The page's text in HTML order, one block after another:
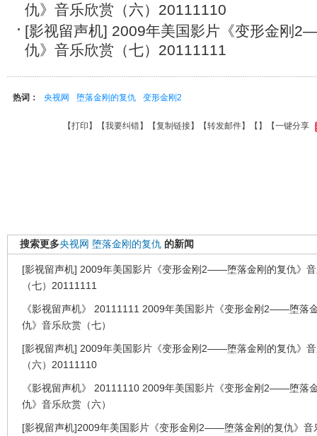
仇》音乐欣赏（六）20111110
[影视留声机] 2009年美国影片《变形金刚
仇》音乐欣赏（七）20111111
热词： 央视网 堕落金刚的复仇 变形金刚2
【打印 】【我要纠错】【复制链接】【转发邮件】【 】 【一键分享
搜索更多央视网 堕落金刚的复仇 的新闻
[影视留声机] 2009年美国影片《变形金刚2——堕落金刚的复仇》
（七）20111111
《影视留声机》 20111111 2009年美国影片《变形金刚2——堕落
仇》音乐欣赏（七）
[影视留声机] 2009年美国影片《变形金刚2——堕落金刚的复仇》
（六）20111110
《影视留声机》 20111110 2009年美国影片《变形金刚2——堕落
仇》音乐欣赏（六）
[影视留声机]2009年美国影片《变形金刚2——堕落金刚的复仇》音